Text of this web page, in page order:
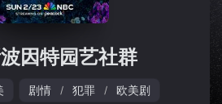
因特园艺社群
剧情 / 犯罪 / 欧美剧